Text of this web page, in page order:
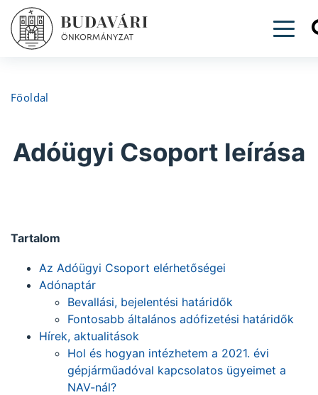
Főoldal
Adóügyi Csoport leírása
Tartalom
Az Adóügyi Csoport elérhetőségei
Adónaptár
Bevallási, bejelentési határidők
Fontosabb általános adófizetési határidők
Hírek, aktualitások
Hol és hogyan intézhetem a 2021. évi
gépjárműadóval kapcsolatos ügyeimet a
NAV-nál?